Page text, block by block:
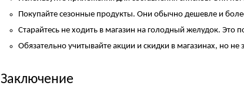
Покупайте сезонные продукты. Они обычно дешевле и
Старайтесь не ходить в магазин на голодный желудок.
Обязательно учитывайте акции и скидки в магазинах, но не
Заключение